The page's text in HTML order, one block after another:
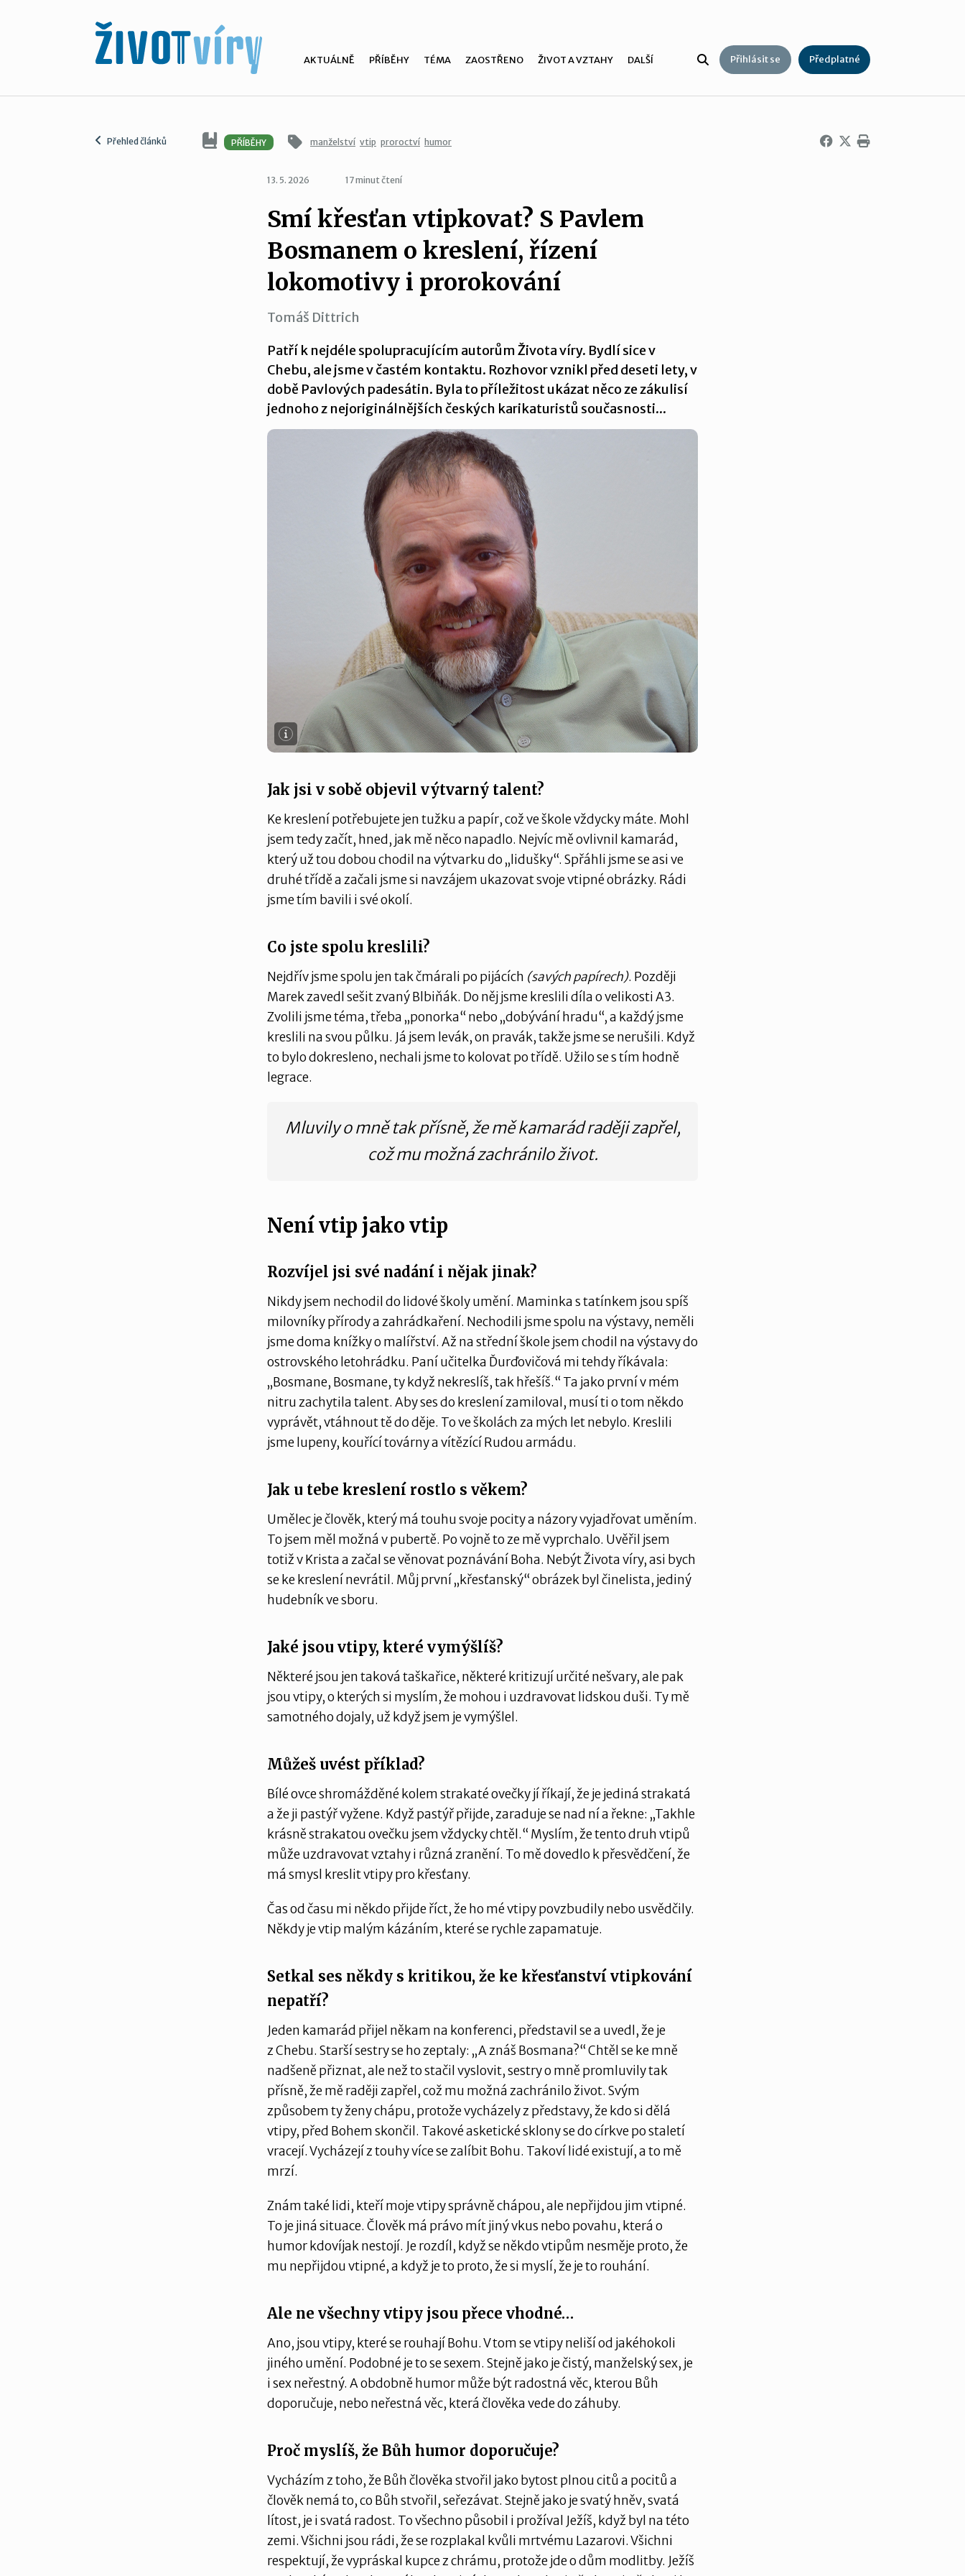
AKTUÁLNĚ PŘÍBĚHY TÉMA ZAOSTŘENO ŽIVOT A VZTAHY DALŠÍ Přihlásit se Předplatné
Přehled článků PŘÍBĚHY manželství vtip proroctví humor
13. 5. 2026 17 minut čtení
Smí křesťan vtipkovat? S Pavlem
Bosmanem o kreslení, řízení
lokomotivy i prorokování
Tomáš Dittrich
Patří k nejdéle spolupracujícím autorům Života víry. Bydlí sice v
Chebu, ale jsme v častém kontaktu. Rozhovor vznikl před deseti lety, v
době Pavlových padesátin. Byla to příležitost ukázat něco ze zákulisí
jednoho z nejoriginálnějších českých karikaturistů současnosti...
Jak jsi v sobě objevil výtvarný talent?
Ke kreslení potřebujete jen tužku a papír, což ve škole vždycky máte. Mohl
jsem tedy začít, hned, jak mě něco napadlo. Nejvíc mě ovlivnil kamarád,
který už tou dobou chodil na výtvarku do „lidušky“. Spřáhli jsme se asi ve
druhé třídě a začali jsme si navzájem ukazovat svoje vtipné obrázky. Rádi
jsme tím bavili i své okolí.
Co jste spolu kreslili?
Nejdřív jsme spolu jen tak čmárali po pijácích (savých papírech). Později
Marek zavedl sešit zvaný Blbiňák. Do něj jsme kreslili díla o velikosti A3.
Zvolili jsme téma, třeba „ponorka“ nebo „dobývání hradu“, a každý jsme
kreslili na svou půlku. Já jsem levák, on pravák, takže jsme se nerušili. Když
to bylo dokresleno, nechali jsme to kolovat po třídě. Užilo se s tím hodně
legrace.
Mluvily o mně tak přísně, že mě kamarád raději zapřel,
což mu možná zachránilo život.
Není vtip jako vtip
Rozvíjel jsi své nadání i nějak jinak?
Nikdy jsem nechodil do lidové školy umění. Maminka s tatínkem jsou spíš
milovníky přírody a zahrádkaření. Nechodili jsme spolu na výstavy, neměli
jsme doma knížky o malířství. Až na střední škole jsem chodil na výstavy do
ostrovského letohrádku. Paní učitelka Ďurďovičová mi tehdy říkávala:
„Bosmane, Bosmane, ty když nekreslíš, tak hřešíš.“ Ta jako první v mém
nitru zachytila talent. Aby ses do kreslení zamiloval, musí ti o tom někdo
vyprávět, vtáhnout tě do děje. To ve školách za mých let nebylo. Kreslili
jsme lupeny, kouřící továrny a vítězící Rudou armádu.
Jak u tebe kreslení rostlo s věkem?
Umělec je člověk, který má touhu svoje pocity a názory vyjadřovat uměním.
To jsem měl možná v pubertě. Po vojně to ze mě vyprchalo. Uvěřil jsem
totiž v Krista a začal se věnovat poznávání Boha. Nebýt Života víry, asi bych
se ke kreslení nevrátil. Můj první „křesťanský“ obrázek byl činelista, jediný
hudebník ve sboru.
Jaké jsou vtipy, které vymýšlíš?
Některé jsou jen taková taškařice, některé kritizují určité nešvary, ale pak
jsou vtipy, o kterých si myslím, že mohou i uzdravovat lidskou duši. Ty mě
samotného dojaly, už když jsem je vymýšlel.
Můžeš uvést příklad?
Bílé ovce shromážděné kolem strakaté ovečky jí říkají, že je jediná strakatá
a že ji pastýř vyžene. Když pastýř přijde, zaraduje se nad ní a řekne: „Takhle
krásně strakatou ovečku jsem vždycky chtěl.“ Myslím, že tento druh vtipů
může uzdravovat vztahy i různá zranění. To mě dovedlo k přesvědčení, že
má smysl kreslit vtipy pro křesťany.
Čas od času mi někdo přijde říct, že ho mé vtipy povzbudily nebo usvědčily.
Někdy je vtip malým kázáním, které se rychle zapamatuje.
Setkal ses někdy s kritikou, že ke křesťanství vtipkování
nepatří?
Jeden kamarád přijel někam na konferenci, představil se a uvedl, že je
z Chebu. Starší sestry se ho zeptaly: „A znáš Bosmana?“ Chtěl se ke mně
nadšeně přiznat, ale než to stačil vyslovit, sestry o mně promluvily tak
přísně, že mě raději zapřel, což mu možná zachránilo život. Svým
způsobem ty ženy chápu, protože vycházely z představy, že kdo si dělá
vtipy, před Bohem skončil. Takové asketické sklony se do církve po staletí
vracejí. Vycházejí z touhy více se zalíbit Bohu. Takoví lidé existují, a to mě
mrzí.
Znám také lidi, kteří moje vtipy správně chápou, ale nepřijdou jim vtipné.
To je jiná situace. Člověk má právo mít jiný vkus nebo povahu, která o
humor kdovíjak nestojí. Je rozdíl, když se někdo vtipům nesměje proto, že
mu nepřijdou vtipné, a když je to proto, že si myslí, že je to rouhání.
Ale ne všechny vtipy jsou přece vhodné…
Ano, jsou vtipy, které se rouhají Bohu. V tom se vtipy neliší od jakéhokoli
jiného umění. Podobné je to se sexem. Stejně jako je čistý, manželský sex, je
i sex neřestný. A obdobně humor může být radostná věc, kterou Bůh
doporučuje, nebo neřestná věc, která člověka vede do záhuby.
Proč myslíš, že Bůh humor doporučuje?
Vycházím z toho, že Bůh člověka stvořil jako bytost plnou citů a pocitů a
člověk nemá to, co Bůh stvořil, seřezávat. Stejně jako je svatý hněv, svatá
lítost, je i svatá radost. To všechno působil i prožíval Ježíš, když byl na této
zemi. Všichni jsou rádi, že se rozplakal kvůli mrtvému Lazarovi. Všichni
respektují, že vypráskal kupce z chrámu, protože jde o dům modlitby. Ježíš